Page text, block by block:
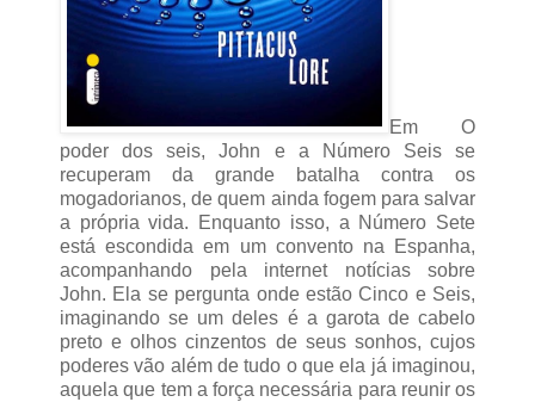
Em O
poder dos seis, John e a Número Seis se
recuperam da grande batalha contra os
mogadorianos, de quem ainda fogem para salvar
a própria vida. Enquanto isso, a Número Sete
está escondida em um convento na Espanha,
acompanhando pela internet notícias sobre
John. Ela se pergunta onde estão Cinco e Seis,
imaginando se um deles é a garota de cabelo
preto e olhos cinzentos de seus sonhos, cujos
poderes vão além de tudo o que ela já imaginou,
aquela que tem a força necessária para reunir os